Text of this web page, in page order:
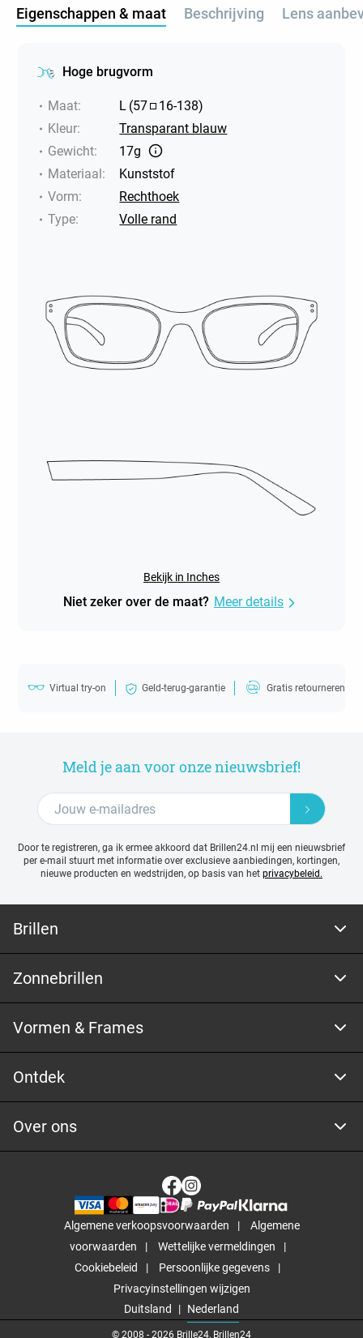
Eigenschappen & maat Beschrijving Lens
Hoge brugvorm
Maat: L (57 16-138)
Kleur:
Transparant blauw
Gewicht:
17g
Materiaal:
Kunststof
Vorm:
Rechthoek
Type: Volle rand
Bekijk in Inches
Niet zeker over de maat? Meer details
Virtual try-on Geld-terug-garantie Gratis retourneren
Meld je aan voor onze nieuwsbrief!
Door te registreren, ga ik ermee akkoord dat Brillen24.nl mij een nieuwsbrief
per e-mail stuurt met informatie over exclusieve aanbiedingen, kortingen,
nieuwe producten en wedstrijden, op basis van het privacybeleid.
Brillen
Zonnebrillen
Vormen & Frames
Ontdek
Over ons
Algemene verkoopsvoorwaarden
Algemene
voorwaarden
Wettelijke vermeldingen
Cookiebeleid
Persoonlijke gegevens
Privacyinstellingen wijzigen
Duitsland
Nederland
© 2008 - 2026 Brille24, Brillen24